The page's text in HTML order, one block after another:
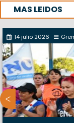
MAS LEIDOS
explosión del
con un
14 julio 2026